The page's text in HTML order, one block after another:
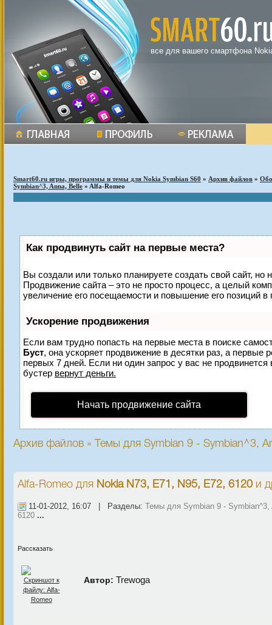
все для вашего смартфона
Smart60.ru игры, программы и темы для Nokia Symbian S60 » Архив файлов »
Symbian^3, Anna, Belle » Alfa-Romeo
Как продвинуть сайт на первые места?
Вы создали или только планируете создать свой сайт, но
Продвижение сайта – это не просто процесс, а целый
увеличение его посещаемости и повышение его позиций в
Ускорение продвижения
Если вам трудно попасть на первые места в поиске
Буст, она ускоряет продвижение в десятки раз, а первые
первых 7 дней. Если ни один запрос у вас не
бустер вернут деньги.
Начать продвижение сайта
Архив файлов » Темы для Symbian 9 - Symbian^3,
Alfa-Romeo для Nokia N73, E71, N95, E72, 6120и
11-01-2012, 16:07 | Разделы: Темы для Symbian 9 - Symbian^3,
6120 ...
Рассказать
Автор: Trewoga